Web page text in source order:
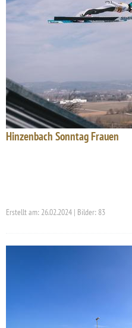
Hinzenbach Sonntag Frauen
Erstellt am: 26.02.2024 | Bilder: 83